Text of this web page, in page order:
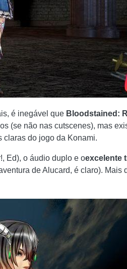
é inegável que Bloodstained:
(se não nas cutscenes), mas
claras do jogo da Konami.
Ed), o áudio duplo e oexcelente
de Alucard, é claro). Mais